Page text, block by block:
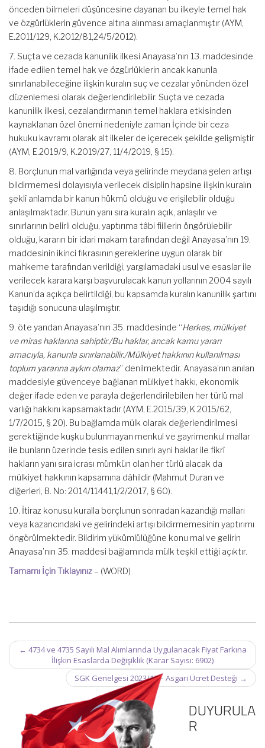
önceden bilmeleri düşüncesine dayanan bu ilkeyle temel hak
ve özgürlüklerin güvence altına alınması amaçlanmıştır (AYM,
E.2011/129, K.2012/81,24/5/2012).
7. Suçta ve cezada kanunilik ilkesi Anayasa’nın 13. maddesinde
ifade edilen temel hak ve özgürlüklerin ancak kanunla
sınırlanabileceğine ilişkin kuralın suç ve cezalar yönünden özel
düzenlemesi olarak değerlendirilebilir. Suçta ve cezada
kanunilik ilkesi, cezalandırmanın temel haklara etkisinden
kaynaklanan özel önemi nedeniyle zaman İçinde bir ceza
hukuku kavramı olarak alt ilkeler de içerecek şekilde gelişmiştir
(AYM, E.2019/9, K.2019/27, 11/4/2019, § 15).
8. Borçlunun mal varlığında veya gelirinde meydana gelen artışı
bildirmemesi dolayısıyla verilecek disiplin hapsine ilişkin kuralın
şeklî anlamda bir kanun hükmü olduğu ve erişilebilir olduğu
anlaşılmaktadır. Bunun yanı sıra kuralın açık, anlaşılır ve
sınırlarının belirli olduğu, yaptırıma tâbi fiillerin öngörülebilir
olduğu, kararın bir idari makam tarafından değil Anayasa’nın 19.
maddesinin ikinci fıkrasının gereklerine uygun olarak bir
mahkeme tarafından verildiği, yargılamadaki usul ve esaslar ile
verilecek karara karşı başvurulacak kanun yollarının 2004 sayılı
Kanun’da açıkça belirtildiği, bu kapsamda kuralın kanunilik şartını
taşıdığı sonucuna ulaşılmıştır.
9. öte yandan Anayasa’nın 35. maddesinde “Herkes, mülkiyet
ve miras haklarına sahiptir./Bu haklar, ancak kamu yararı
amacıyla, kanunla sınırlanabilir./Mülkiyet hakkının kullanılması
toplum yararına aykırı olamaz” denilmektedir. Anayasa’nın anılan
maddesiyle güvenceye bağlanan mülkiyet hakkı, ekonomik
değer ifade eden ve parayla değerlendirilebilen her türlü mal
varlığı hakkını kapsamaktadır (AYM, E.2015/39, K.2015/62,
1/7/2015, § 20). Bu bağlamda mülk olarak değerlendirilmesi
gerektiğinde kuşku bulunmayan menkul ve gayrimenkul mallar
ile bunların üzerinde tesis edilen sınırlı ayni haklar ile fikrî
hakların yanı sıra icrası mümkün olan her türlü alacak da
mülkiyet hakkının kapsamına dâhildir (Mahmut Duran ve
diğerleri, B. No: 2014/11441,1/2/2017, § 60).
10. İtiraz konusu kuralla borçlunun sonradan kazandığı malları
veya kazancındaki ve gelirindeki artışı bildirmemesinin yaptırımı
öngörülmektedir. Bildirim yükümlülüğüne konu mal ve gelirin
Anayasa’nın 35. maddesi bağlamında mülk teşkil ettiği açıktır.
Tamamı İçin Tıklayınız – (WORD)
Post
navigation
← 4734 ve 4735 Sayılı Mal Alımlarında Uygulanacak Fiyat Farkına
İlişkin Esaslarda Değişiklik (Karar Sayısı: 6902)
SGK Genelgesi 2023/12 – Asgari Ücret Desteği →
DUYURULA
R